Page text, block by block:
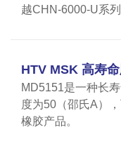
越CHN-6000-U系
HTV MSK 高寿
MD5151是一种长
度为50（邵氏A）
橡胶产品。